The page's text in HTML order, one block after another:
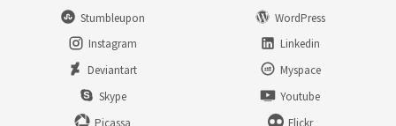
Stumbleupon
WordPress
Instagram
Linkedin
Deviantart
Myspace
Skype
Youtube
Picassa
Flickr